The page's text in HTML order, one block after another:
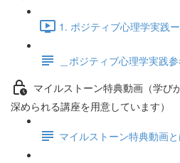
1. ポジティブ心理学実践
＿ポジティブ心理学実践
マイルストーン特典動画（学び
深められる講座を用意しています）
マイルストーン特典動画と